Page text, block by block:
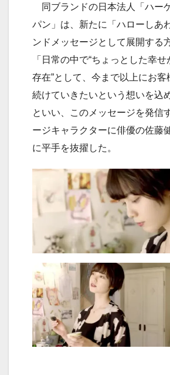
同ブランドの日本法人「ハー
パン」は、新たに「ハローしあ
ンドメッセージとして展開する
「日常の中で“ちょっとした幸
存在”として、今まで以上にお客
続けていきたいという想いを込
といい、このメッセージを発信
ージキャラクターに俳優の佐藤
に平手を抜擢した。